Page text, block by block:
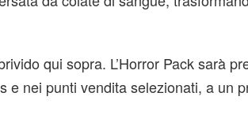
qui sopra. L’Horror Pack sarà
e nei punti vendita selezionati, a un